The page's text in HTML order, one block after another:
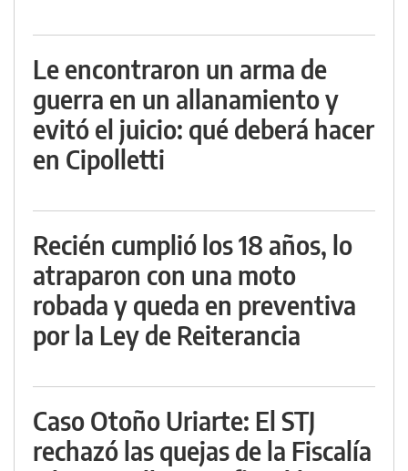
Le encontraron un arma de
guerra en un allanamiento y
evitó el juicio: qué deberá hacer
en Cipolletti
Recién cumplió los 18 años, lo
atraparon con una moto
robada y queda en preventiva
por la Ley de Reiterancia
Caso Otoño Uriarte: El STJ
rechazó las quejas de la Fiscalía